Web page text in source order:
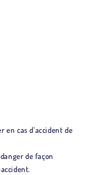
en cas d’accident de
de façon